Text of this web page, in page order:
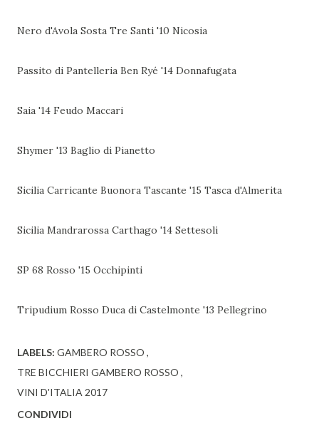
Nero d'Avola Sosta Tre Santi '10 Nicosia
Passito di Pantelleria Ben Ryé '14 Donnafugata
Saia '14 Feudo Maccari
Shymer '13 Baglio di Pianetto
Sicilia Carricante Buonora Tascante '15 Tasca d'Almerita
Sicilia Mandrarossa Carthago '14 Settesoli
SP 68 Rosso '15 Occhipinti
Tripudium Rosso Duca di Castelmonte '13 Pellegrino
LABELS: GAMBERO ROSSO
TRE BICCHIERI GAMBERO ROSSO
VINI D'ITALIA 2017
CONDIVIDI